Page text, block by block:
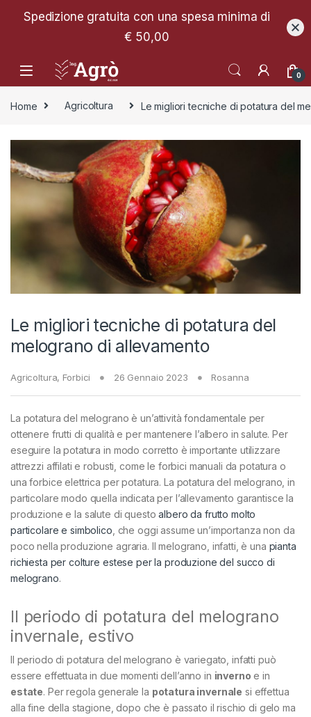
0
Home Agricoltura Le migliori tecniche di potatura del
Le migliori tecniche di potatura del
melograno di allevamento
Agricoltura, Forbici 26 Gennaio 2023 Rosanna
La potatura del melograno è un’attività fondamentale per
ottenere frutti di qualità e per mantenere l’albero in salute. Per
eseguire la potatura in modo corretto è importante utilizzare
attrezzi affilati e robusti, come le forbici manuali da potatura o
una forbice elettrica per potatura. La potatura del melograno, in
particolare modo quella indicata per l’allevamento garantisce la
produzione e la salute di questoalbero da frutto molto
particolare e simbolico , che oggi assume un’importanza non da
poco nella produzione agraria. Il melograno, infatti, è una pianta
richiesta per colture estese per la produzione del succo di
melograno.
Il periodo di potatura del melograno
invernale, estivo
Il periodo di potatura del melograno è variegato, infatti può
essere effettuata in due momenti dell’anno in inverno e in
estate. Per regola generale la potatura invernale si effettua
alla fine della stagione, dopo che è passato il rischio di gelo ma
Spedizione gratuita con una spesa minima di
€ 50,00